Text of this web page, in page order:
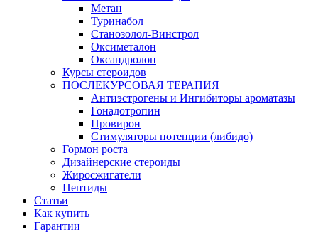
Метан
Туринабол
Станозолол-Винстрол
Оксиметалон
Оксандролон
Курсы стероидов
ПОСЛЕКУРСОВАЯ ТЕРАПИЯ
Антиэстрогены и Ингибиторы ароматазы
Гонадотропин
Провирон
Стимуляторы потенции (либидо)
Гормон роста
Дизайнерские стероиды
Жиросжигатели
Пептиды
Статьи
Как купить
Гарантии